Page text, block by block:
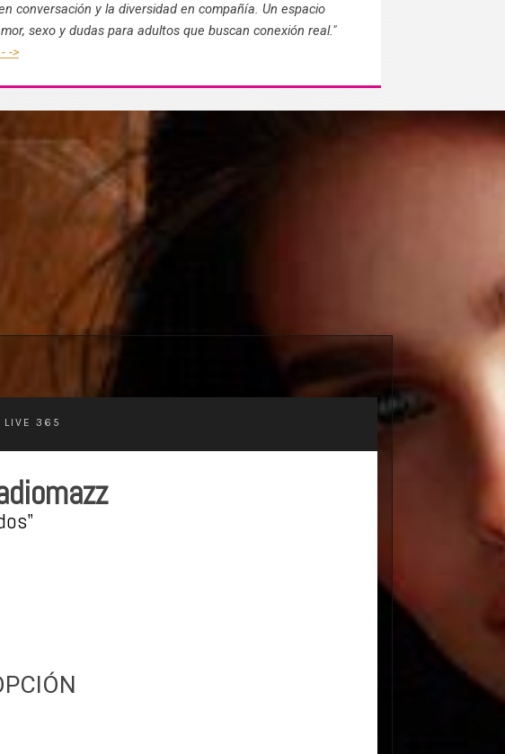
conversación y la diversidad en compañía. Un espacio
sexo y dudas para adultos que buscan conexión real."
->